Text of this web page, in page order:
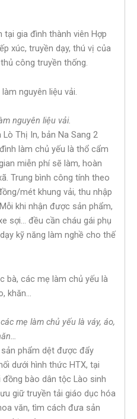
gia đình thành viên Hợp
xúc, truyền dạy, thú vị của
công truyền thống.
nguyên liệu vải.
Thị In, bản Na Sang 2
làm chủ yếu là thổ cẩm
miễn phí sẽ làm, hoàn
Trung bình công tính theo
mét khung vải, thu nhập
khi nhận được sản phẩm,
sợi… đều cần cháu gái phụ
kỹ năng làm nghề cho thế
mẹ làm chủ yếu là váy, áo,
phẩm dệt được đẩy
dưới hình thức HTX, tại
bào dân tộc Lào sinh
giữ truyền tải giáo dục hóa
văn, tìm cách đưa sản